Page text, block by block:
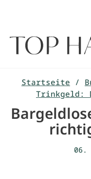
Startseite /
Trinkgeld:
06.